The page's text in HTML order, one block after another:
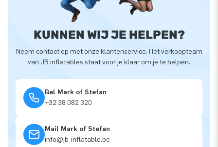
KUNNEN WIJ JE HELPEN?
Neem contact op met onze klantenservice. Het verkoopteam
van JB inflatables staat voor je klaar om je te helpen.
Bel Mark of Stefan
+32 38 082 320
Mail Mark of Stefan
info@jb-inflatable.be